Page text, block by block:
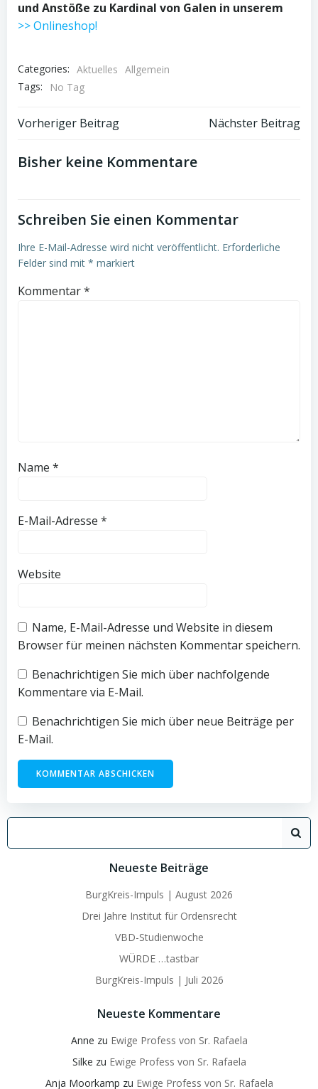
und Anstöße zu Kardinal von Galen in unserem
>> Onlineshop!
Categories: Aktuelles Allgemein
Tags:
No Tag
Post
navigation
Vorheriger Beitrag
Post
navigation
Nächster Beitrag
Bisher keine Kommentare
Schreiben Sie einen Kommentar
Ihre E-Mail-Adresse wird nicht veröffentlicht. Erforderliche
Felder sind mit * markiert
Kommentar*
Name *
E-Mail-Adresse *
Website
Name, E-Mail-Adresse und Website in diesem
Browser für meinen nächsten Kommentar speichern.
Benachrichtigen Sie mich über nachfolgende
Kommentare via E-Mail.
Benachrichtigen Sie mich über neue Beiträge per
E-Mail.
for:
Neueste Beiträge
BurgKreis-Impuls | August 2026
Drei Jahre Institut für Ordensrecht
VBD-Studienwoche
WÜRDE …tastbar
BurgKreis-Impuls | Juli 2026
Neueste Kommentare
Anne zu Ewige Profess von Sr. Rafaela
Silke zu Ewige Profess von Sr. Rafaela
Anja Moorkamp zu Ewige Profess von Sr. Rafaela